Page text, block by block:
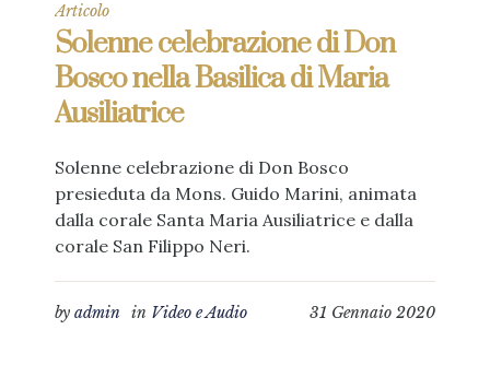
Articolo
Solenne celebrazione di Don
Bosco nella Basilica di Maria
Ausiliatrice
Solenne celebrazione di Don Bosco
presieduta da Mons. Guido Marini, animata
dalla corale Santa Maria Ausiliatrice e dalla
corale San Filippo Neri.
31 Gennaio 2020
by admin in Video e Audio